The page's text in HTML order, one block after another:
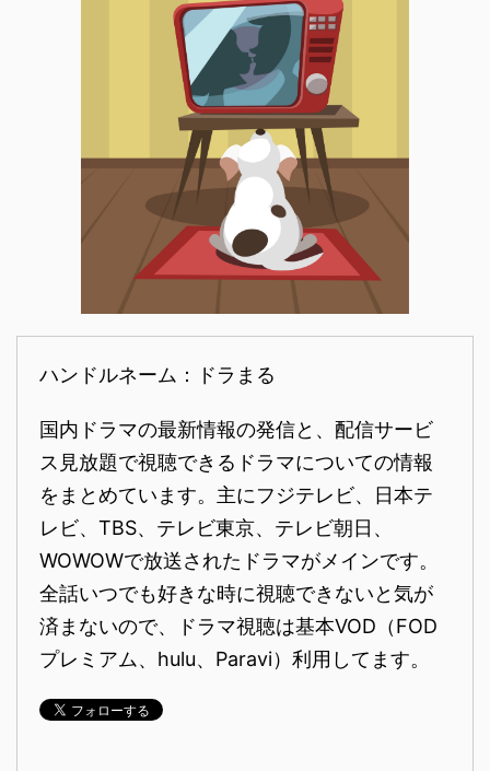
ハンドルネーム：ドラまる
国内ドラマの最新情報の発信と、配信サービ
ス見放題で視聴できるドラマについての情報
をまとめています。主にフジテレビ、日本テ
レビ、TBS、テレビ東京、テレビ朝日、
WOWOWで放送されたドラマがメインです。
全話いつでも好きな時に視聴できないと気が
済まないので、ドラマ視聴は基本VOD（FOD
プレミアム、hulu、Paravi）利用してます。